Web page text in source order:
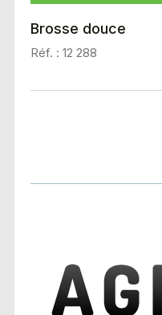
Brosse douce
Réf. : 12 288